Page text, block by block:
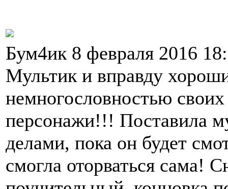
Бум4ик 8 февраля 2016
Мультик и вправду
немногословностью
персонажи!!! Поставила
делами, пока он будет
смогла оторваться сама!